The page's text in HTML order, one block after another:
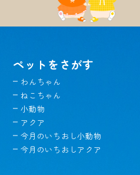
ペットをさがす
わんちゃん
ねこちゃん
小動物
アクア
今月のいちおし小動物
今月のいちおしアクア